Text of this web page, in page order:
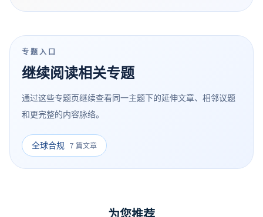
而，这种“灵活”并不等于“免责”。 然而，Remote
专题入口
继续阅读相关专题
通过这些专题页继续查看同一主题下的延伸文章、相邻议题
和更完整的内容脉络。
全球合规 7 篇文章